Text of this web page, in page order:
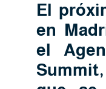
El
en
el